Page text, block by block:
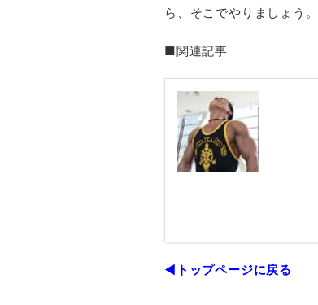
ら、そこでやりましょう。
■関連記事
◀トップページに戻る